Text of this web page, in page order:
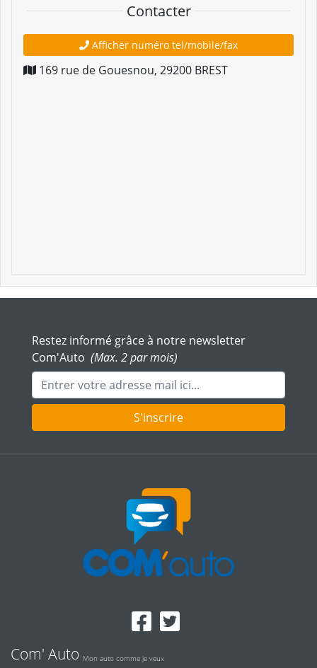
Contacter
Afficher numéro tel/mobile/fax
169 rue de Gouesnou, 29200 BREST
Restez informé grâce à notre newsletter
Com'Auto (Max. 2 par mois)
Adresse mail
S'inscrire
Com' Auto Mon auto comme je veux